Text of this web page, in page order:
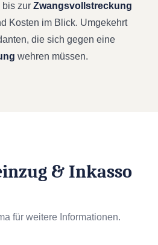
bis zur Zwangsvollstreckung
Kosten im Blick. Umgekehrt
die sich gegen eine
wehren müssen.
& Inkasso
für weitere Informationen.